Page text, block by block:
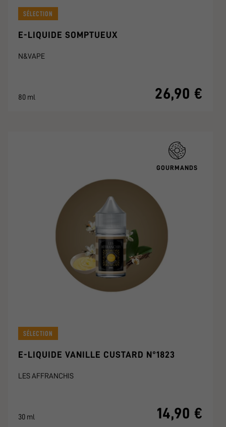
SÉLECTION
E-LIQUIDE SOMPTUEUX
N&VAPE
80 ml 26,90 €
GOURMANDS
SÉLECTION
E-LIQUIDE VANILLE CUSTARD N°1823
LES AFFRANCHIS
30 ml 14,90 €